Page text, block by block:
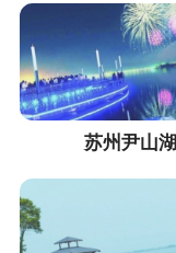
苏州尹山湖